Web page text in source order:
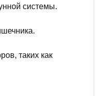
системы.
таких как